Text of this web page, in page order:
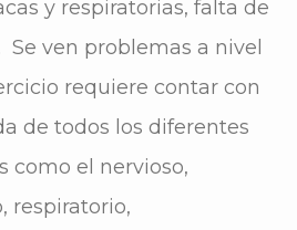
y respiratorias, falta de
ven problemas a nivel
requiere contar con
de todos los diferentes
como el nervioso,
respiratorio,